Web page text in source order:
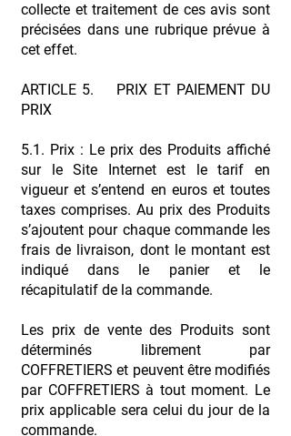
collecte et traitement de ces avis sont
précisées dans une rubrique prévue à
cet effet.
ARTICLE 5. PRIX ET PAIEMENT DU
PRIX
5.1. Prix : Le prix des Produits affiché
sur le Site Internet est le tarif en
vigueur et s’entend en euros et toutes
taxes comprises. Au prix des Produits
s’ajoutent pour chaque commande les
frais de livraison, dont le montant est
indiqué dans le panier et le
récapitulatif de la commande.
Les prix de vente des Produits sont
déterminés librement par
COFFRETIERS et peuvent être modifiés
par COFFRETIERS à tout moment. Le
prix applicable sera celui du jour de la
commande.